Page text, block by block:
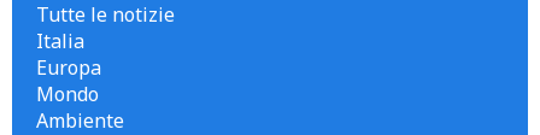
Tutte le notizie
Italia
Europa
Mondo
Ambiente